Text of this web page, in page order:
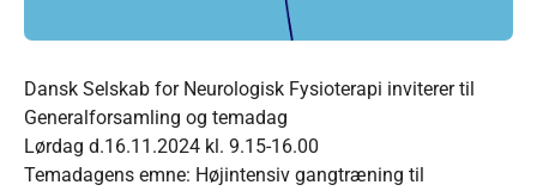
Dansk Selskab for Neurologisk Fysioterapi inviterer til
Generalforsamling og temadag
Lørdag d.16.11.2024 kl. 9.15-16.00
Temadagens emne: Højintensiv gangtræning til